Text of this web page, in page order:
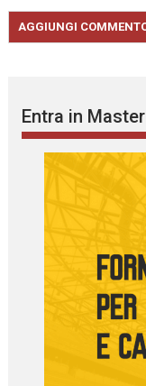
Entra in Master